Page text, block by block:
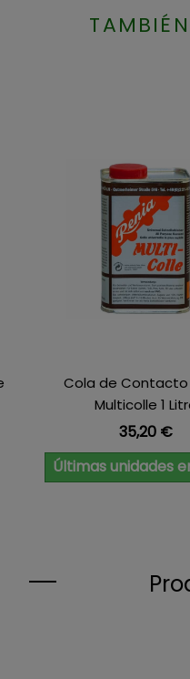
Cola de Contacto
Multicolle 1
Precio
35,20 €
Últimas unidades